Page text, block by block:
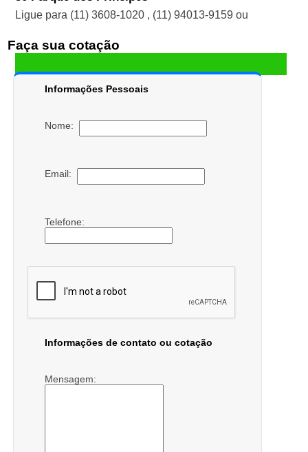
Ligue para (11) 3608-1020 , (11) 94013-9159 ou
Faça sua cotação
Informações Pessoais
Nome:
Email:
Telefone:
Informações de contato ou cotação
Mensagem: